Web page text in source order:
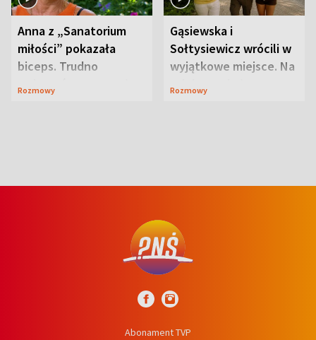
Anna z „Sanatorium
miłości” pokazała
biceps. Trudno
uwierzyć, co przeszła
Rozmowy
Gąsiewska i
Sołtysiewicz wrócili w
wyjątkowe miejsce. Na
szlaku czekał
Rozmowy
Abonament TVP